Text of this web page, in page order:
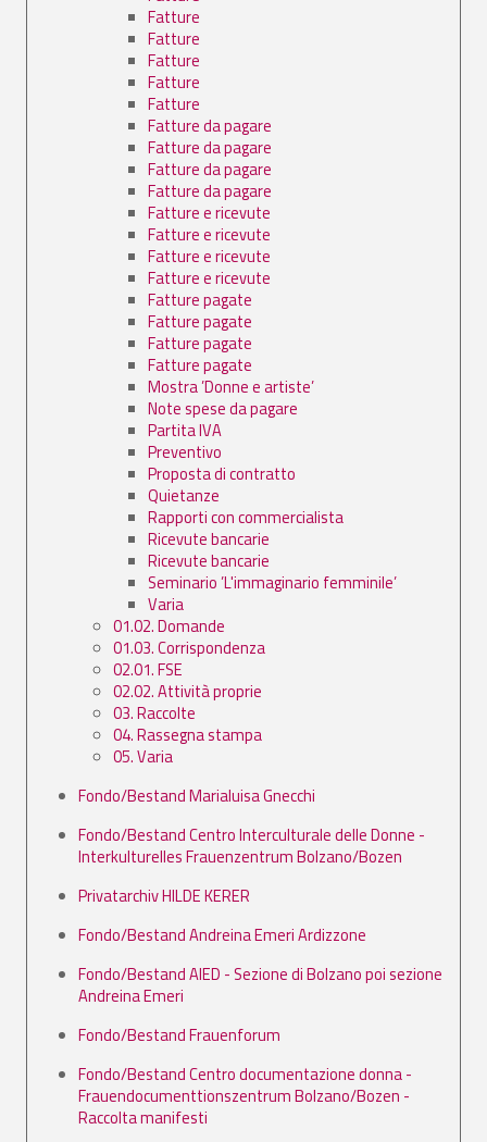
Fatture
Fatture
Fatture
Fatture
Fatture
Fatture da pagare
Fatture da pagare
Fatture da pagare
Fatture da pagare
Fatture e ricevute
Fatture e ricevute
Fatture e ricevute
Fatture e ricevute
Fatture pagate
Fatture pagate
Fatture pagate
Fatture pagate
Mostra ’Donne e artiste’
Note spese da pagare
Partita IVA
Preventivo
Proposta di contratto
Quietanze
Rapporti con commercialista
Ricevute bancarie
Ricevute bancarie
Seminario ’L'immaginario femminile’
Varia
01.02. Domande
01.03. Corrispondenza
02.01. FSE
02.02. Attività proprie
03. Raccolte
04. Rassegna stampa
05. Varia
Fondo/Bestand Marialuisa Gnecchi
Fondo/Bestand Centro Interculturale delle Donne -
Interkulturelles Frauenzentrum Bolzano/Bozen
Privatarchiv HILDE KERER
Fondo/Bestand Andreina Emeri Ardizzone
Fondo/Bestand AIED - Sezione di Bolzano poi sezione
Andreina Emeri
Fondo/Bestand Frauenforum
Fondo/Bestand Centro documentazione donna -
Frauendocumenttionszentrum Bolzano/Bozen -
Raccolta manifesti